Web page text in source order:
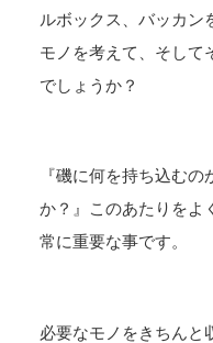
ルボックス、バッカン
モノを考えて、そして
でしょうか？
『磯に何を持ち込む
か？』このあたりをよ
常に重要な事です。
必要なモノをきちんと